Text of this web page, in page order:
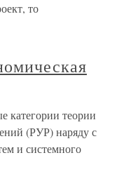
то
категории теории
(РУР) наряду с
и системного